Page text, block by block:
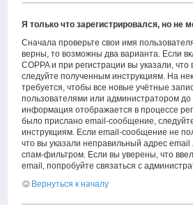
Я только что зарегистрировался, но не
Сначала проверьте свои имя
верны, то возможны два варианта. Если
COPPA и при регистрации вы указали,
следуйте полученным инструкциям. На
требуется, чтобы все новые учётные
пользователями или администратором до
информация отображается в процессе
было прислано email-сообщение,
инструкциям. Если email-сообщение не
что вы указали неправильный адрес email
спам-фильтром. Если вы уверены, что
email, попробуйте связаться с
Вернуться к началу